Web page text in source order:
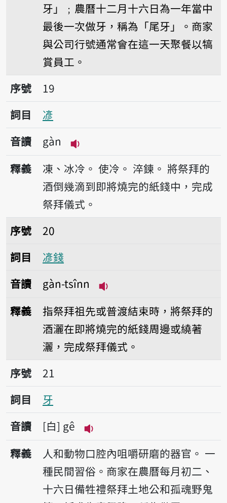
牙」﹔農曆十二月十六日為一年當中
最後一次做牙，稱為「尾牙」。商家
與公司行號通常會在這一天聚餐以犒
賞員工。
序號19𫝏
序號
19
詞目
𫝏
音讀
gàn
播放音讀gàn
釋義 凍、冰冷。 使冷。 淬鍊。 將祭拜的
酒倒幾滴到即將燒完的紙錢中，完成
祭拜儀式。
序號20𫝏錢
序號
20
詞目
𫝏錢
音讀
gàn-tsînn
釋義
指祭拜祖先或普渡結束時，將祭拜的
酒灑在即將燒完的紙錢周邊或繞著
灑，完成祭拜儀式。
序號21牙
序號
21
詞目
牙
音讀
白 gê
播放音讀gê
釋義 人和動物口腔內咀嚼研磨的器官。 一
種民間習俗。商家在農曆每月初二、
十六日備牲禮祭拜土地公和孤魂野鬼